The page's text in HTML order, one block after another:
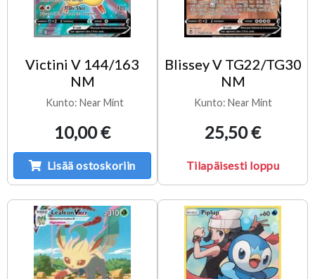
Victini V 144/163
NM
Kunto: Near Mint
10,00 €
Lisää ostoskoriin
Blissey V TG22/TG30
NM
Kunto: Near Mint
25,50 €
Tilapäisesti loppu